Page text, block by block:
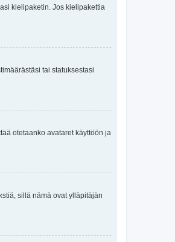
kielipaketin. Jos kielipakettia
tai statuksestasi
otetaanko avataret käyttöön ja
sillä nämä ovat ylläpitäjän